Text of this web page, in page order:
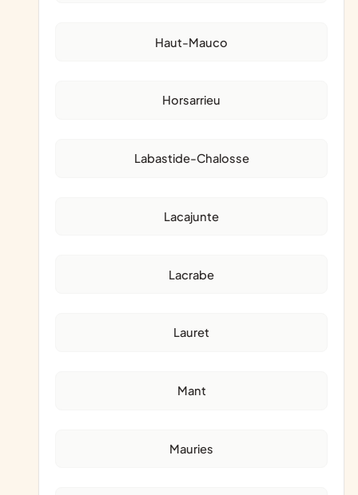
Haut-Mauco
Horsarrieu
Labastide-Chalosse
Lacajunte
Lacrabe
Lauret
Mant
Mauries